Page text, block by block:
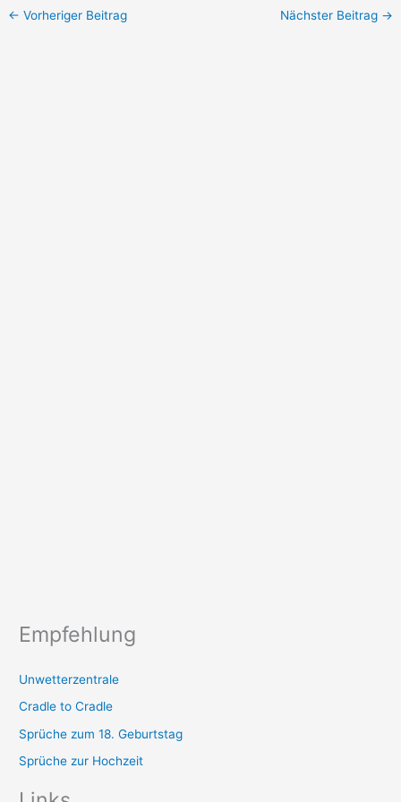
← Vorheriger Beitrag Nächster Beitrag →
Empfehlung
Unwetterzentrale
Cradle to Cradle
Sprüche zum 18. Geburtstag
Sprüche zur Hochzeit